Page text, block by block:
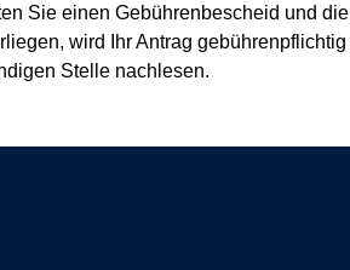
Sie einen Gebührenbescheid und die
wird Ihr Antrag gebührenpflichtig
Stelle nachlesen.